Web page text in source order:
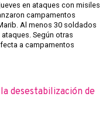
en ataques con misiles
campamentos
Al menos 30 soldados
Según otras
a campamentos
desestabilización de